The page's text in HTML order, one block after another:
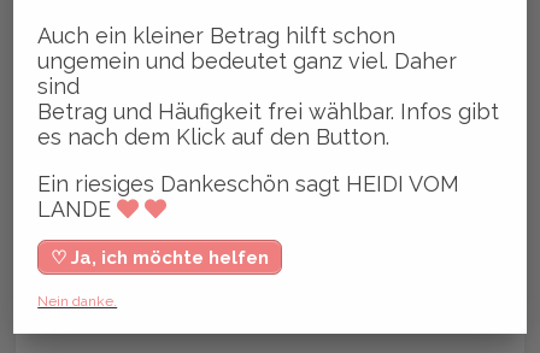
Seitdem der erste PaintBus in den
1990ern bemalt wurde, um ein Zeichen
gegen die Zerstörungen an Bussen und
Haltestellen zu setzen, wird alle zwei
Jahre ein neuer PaintBus-Wettbewerb
ausgeschrieben.
EURE HEIDI VOM LANDE
Auch ein kleiner Betrag hilft schon
ungemein und bedeutet ganz viel. Daher
sind
Betrag und Häufigkeit frei wählbar. Infos gibt
es nach dem Klick auf den Button.
Ein riesiges Dankeschön sagt HEIDI VOM
LANDE
♡ Ja, ich möchte helfen
Nein danke.